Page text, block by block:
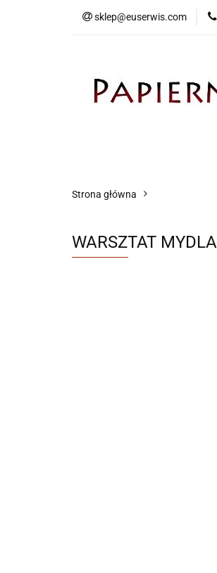
sklep@euserwis.com
Strona główna
WARSZTAT